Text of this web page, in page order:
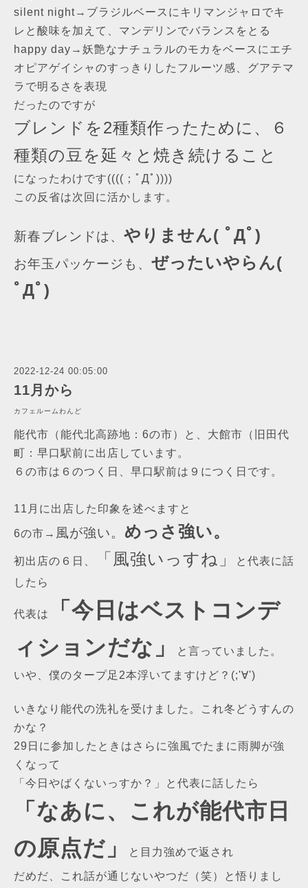
silent night→ブラジルベースにキリマンジャロでキ
レと酸味を加えて、マンデリンでバランスをとる
happy day→妖艶なナチュラルのモカをベースにエチ
オピアゲイシャのすっきりしたフルーツ感、グアテマ
ラで明るさを表現
だったのですが
ブレンドを2種類作ったために、６
種類の豆を延々と焼き続けること
になったわけです((((；ﾟДﾟ))))
この反省は次回に活かします。
新春ブレンドは、 やりません( ﾟДﾟ)
お年玉パッケージも、 ぜったいやらん(
ﾟДﾟ)
2022-12-24 00:05:00
11月から
カフェルームわんど
能代市（能代北高跡地：6の市）と、大館市（旧田代
町：早口駅前に出店しています。
６の市は６のつく日、早口駅前は９につく日です。
11月に出店した印象を述べますと
6の市→ 風が強い。 めっさ強い。
初出店の６日、 「風強いっすね」
と代表に話
したら
代表は
「今日はベストコンデ
ィションだな」
と言っていました。
いや、僕のタープ足2本浮いてますけど？(;'∀')
いきなり能代の洗礼を受けました。これ冬どうすんの
かな？
29日に参加したときはさらに強風でたまに雨脚が強
くなって
「今日やばくないっすか？」と代表に話したら
「なあに、これが能代市日
の原点だ」
と目力強めで返され
だめだ、これ話が通じないやつだ（笑）と悟りまし